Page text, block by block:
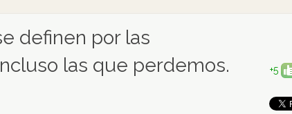
definen por las
las que perdemos.
+5